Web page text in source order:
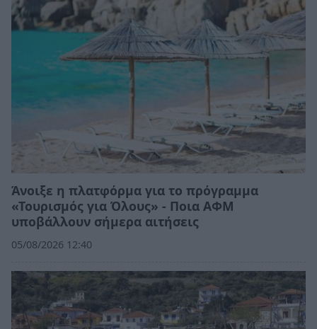
Άνοιξε η πλατφόρμα για το πρόγραμμα
«Τουρισμός για Όλους» - Ποια ΑΦΜ
υποβάλλουν σήμερα αιτήσεις
05/08/2026 12:40